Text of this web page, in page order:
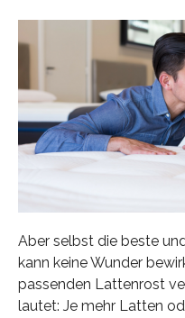
Aber selbst die beste
kann keine Wunder
passenden Lattenrost
lautet: Je mehr Latten